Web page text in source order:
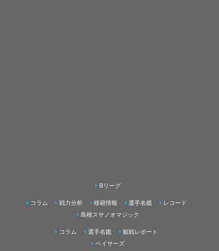
Bリーグ
コラム 戦力分析 移籍情報 選手名鑑
レコード
島根スサノオマジック
コラム 選手名鑑
観戦レポート
ペイサーズ